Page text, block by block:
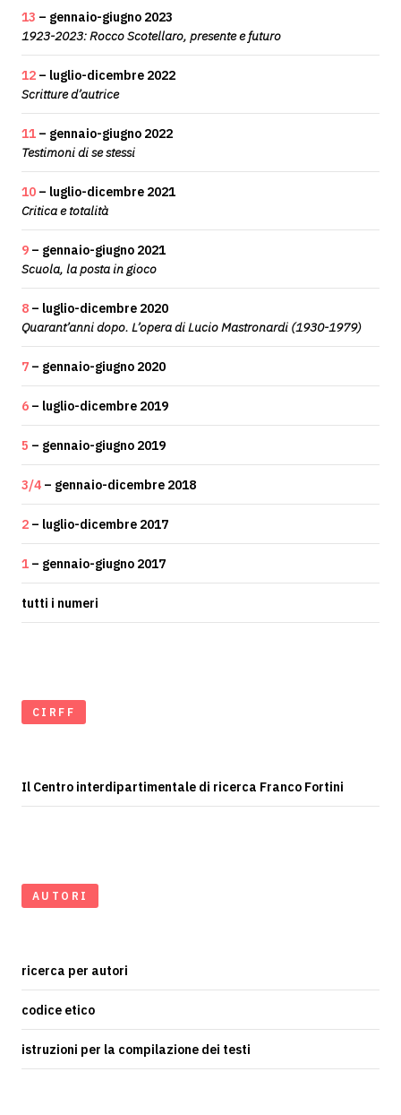
13 – gennaio-giugno 2023
1923-2023: Rocco Scotellaro, presente e futuro
12 – luglio-dicembre 2022
Scritture d’autrice
11 – gennaio-giugno 2022
Testimoni di se stessi
10 – luglio-dicembre 2021
Critica e totalità
9 – gennaio-giugno 2021
Scuola, la posta in gioco
8 – luglio-dicembre 2020
Quarant’anni dopo. L’opera di Lucio Mastronardi (1930-1979)
7 – gennaio-giugno 2020
6 – luglio-dicembre 2019
5 – gennaio-giugno 2019
3/4 – gennaio-dicembre 2018
2 – luglio-dicembre 2017
1 – gennaio-giugno 2017
tutti i numeri
CIRFF
Il Centro interdipartimentale di ricerca Franco Fortini
AUTORI
ricerca per autori
codice etico
istruzioni per la compilazione dei testi